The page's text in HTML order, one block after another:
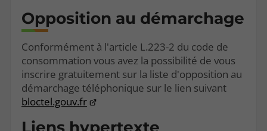
Opposition au démarchage
Conformément à l'article L.223-2 du code de
consommation vous avez la possibilité de vous
inscrire gratuitement sur la liste d'opposition au
démarchage téléphonique sur le lien suivant
bloctel.gouv.fr
Liens hypertexte